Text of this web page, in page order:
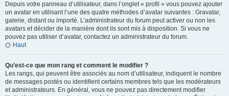
Depuis votre panneau d’utilisateur, dans l’onglet « profil » vous pouvez ajouter
un avatar en utilisant l’une des quatre méthodes d’avatar suivantes : Gravatar,
galerie, distant ou importé. L’administrateur du forum peut activer ou non les
avatars et décider de la manière dont ils sont mis à disposition. Si vous ne
pouvez pas utiliser d’avatar, contactez un administrateur du forum.
Haut
Qu’est-ce que mon rang et comment le modifier ?
Les rangs, qui peuvent être associés au nom d’utilisateur, indiquent le nombre
de messages postés ou identifient certains membres tels que les modérateurs
et administrateurs. En général, vous ne pouvez pas directement modifier